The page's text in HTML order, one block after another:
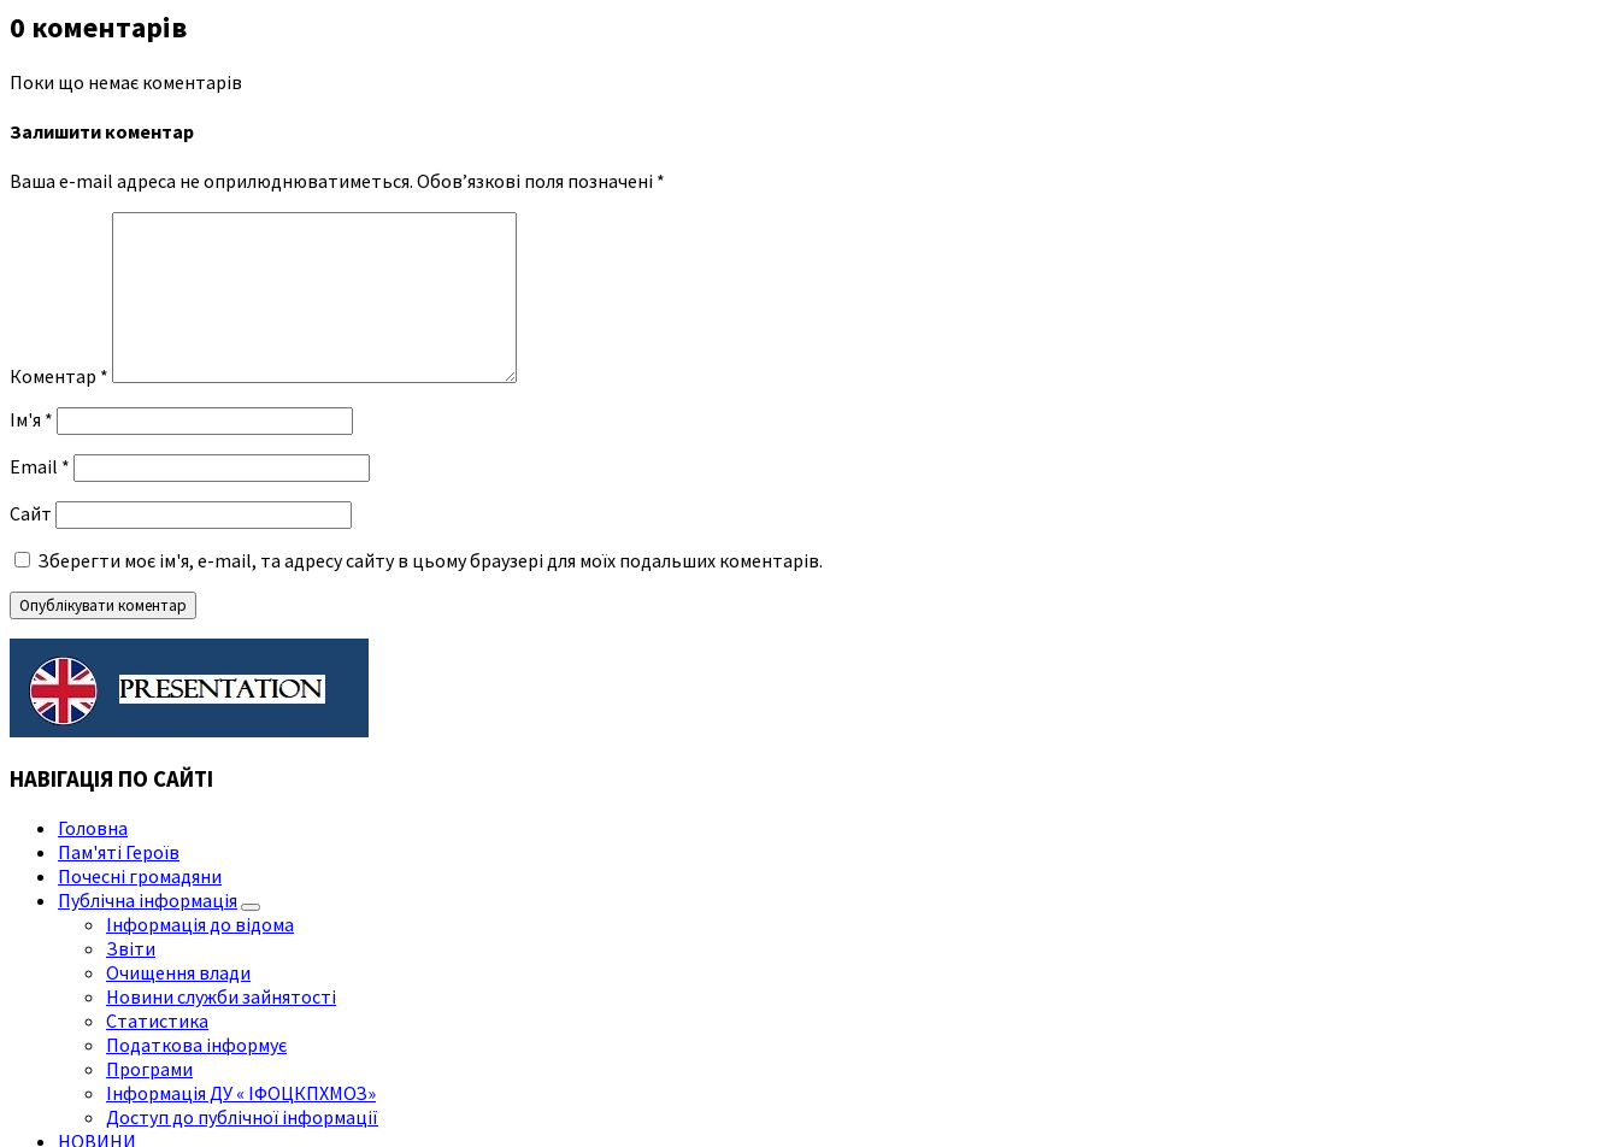
0 коментарів
Поки що немає коментарів
Залишити коментар
Ваша e-mail адреса не оприлюднюватиметься. Обов’язкові поля позначені *
Коментар *
Ім'я *
Email *
Сайт
Зберегти моє ім'я, e-mail, та адресу сайту в цьому браузері для моїх подальших коментарів.
НАВІГАЦІЯ ПО САЙТІ
Головна
Пам'яті Героїв
Почесні громадяни
Публічна інформація
Інформація до відома
Звіти
Очищення влади
Новини служби зайнятості
Статистика
Податкова інформує
Програми
Інформація ДУ « ІФОЦКПХМОЗ»
Доступ до публічної інформації
НОВИНИ